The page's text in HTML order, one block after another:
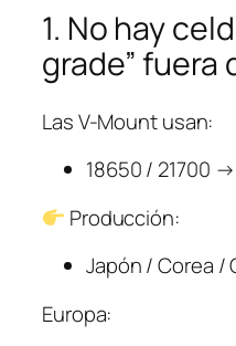
1. No hay
grade” fuera
Las V-Mount usan:
18650 / 21700
Producción:
Japón / Corea /
Europa: